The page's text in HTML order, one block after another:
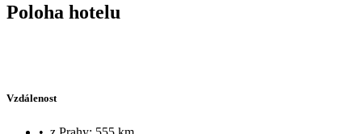
Poloha hotelu
Vzdálenost